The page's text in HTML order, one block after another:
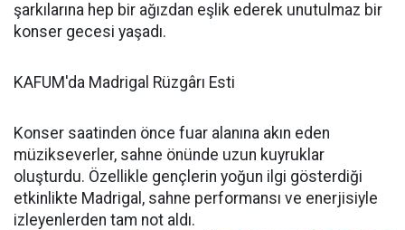
şarkılarına hep bir ağızdan eşlik ederek unutulmaz bir
konser gecesi yaşadı.
KAFUM'da Madrigal Rüzgârı Esti
Konser saatinden önce fuar alanına akın eden
müzikseverler, sahne önünde uzun kuyruklar
oluşturdu. Özellikle gençlerin yoğun ilgi gösterdiği
etkinlikte Madrigal, sahne performansı ve enerjisiyle
izleyenlerden tam not aldı.